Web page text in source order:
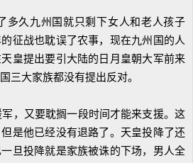
久九州国就只剩下女人和老人孩子
征战也耽误了农事，现在九州国的人
皇提出要引大陆的日月皇朝大军前来
三大家族都没有提出反对。
，又要耽搁一段时间才能来支援。这
是他已经没有退路了。天皇投降了还
旦投降就是家族被诛的下场，男人全